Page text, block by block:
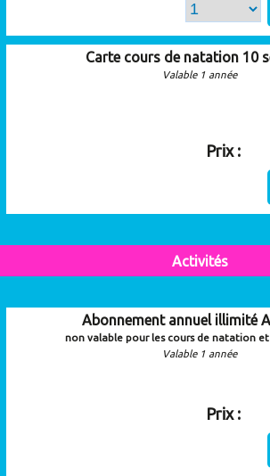
Carte cours de natation 10
Valable 1 année
Prix :
Activités
Abonnement annuel illimité
non valable pour les cours de natation
Valable 1 année
Prix :